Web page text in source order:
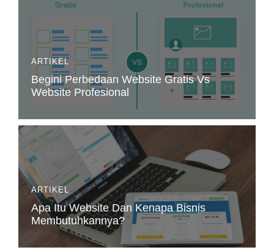
ARTIKEL
Begini Perbedaan Website Gratis Vs
Website Profesional
ARTIKEL
Apa Itu Website Dan Kenapa Bisnis
Membutuhkannya?